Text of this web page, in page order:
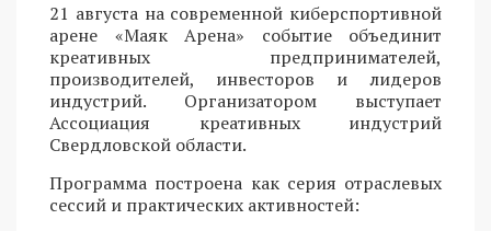
21 августа на современной киберспортивной
арене «Маяк Арена» событие объединит
креативных предпринимателей,
производителей, инвесторов и лидеров
индустрий. Организатором выступает
Ассоциация креативных индустрий
Свердловской области.
Программа построена как серия отраслевых
сессий и практических активностей: